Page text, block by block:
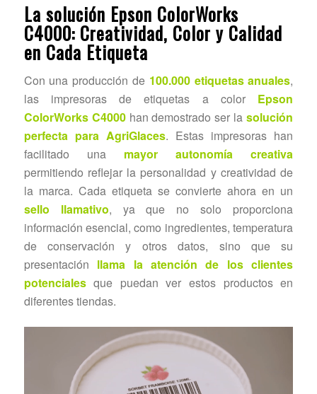
La solución Epson ColorWorks
C4000: Creatividad, Color y Calidad
en Cada Etiqueta
Con una producción de 100.000 etiquetas anuales,
las impresoras de etiquetas a color Epson
ColorWorks C4000han demostrado ser lasolución
perfecta para AgriGlaces. Estas impresoras han
facilitado una mayor autonomía creativa
permitiendo reflejar la personalidad y creatividad de
la marca. Cada etiqueta se convierte ahora en un
sello llamativo, ya que no solo proporciona
información esencial, como ingredientes, temperatura
de conservación y otros datos, sino que su
presentación llama la atención de los clientes
potencialesque puedan ver estos productos en
diferentes tiendas.